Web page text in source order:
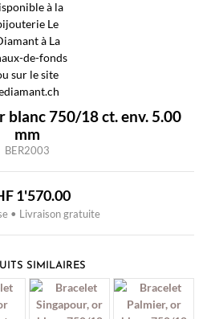
blanc 750/18 ct. env. 5.00
mm
BER2003
1'570.00
• Livraison gratuite
SIMILAIRES